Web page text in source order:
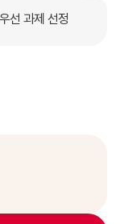
선 과제 선정